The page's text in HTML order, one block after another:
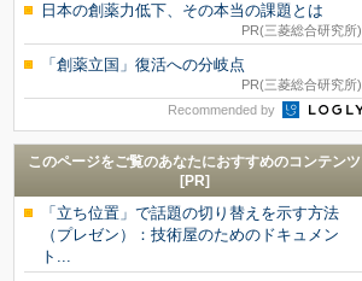
日本の創薬力低下、その本当の課題とは
PR(三菱総合研究所)
「創薬立国」復活への分岐点
PR(三菱総合研究所)
Recommended by
このページをご覧のあなたにおすすめのコンテンツ
[PR]
「立ち位置」で話題の切り替えを示す方法
（プレゼン）：技術屋のためのドキュメン
ト...